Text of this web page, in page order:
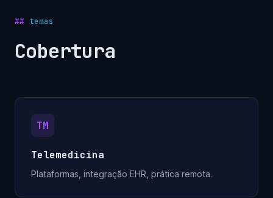
temas
Cobertura
TM
Telemedicina
Plataformas, integração EHR, prática remota.